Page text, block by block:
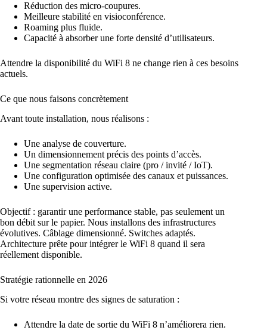
Réduction des micro-coupures.
Meilleure stabilité en visioconférence.
Roaming plus fluide.
Capacité à absorber une forte densité d’utilisateurs.
Attendre la disponibilité du WiFi 8 ne change rien à ces besoins
actuels.
Ce que nous faisons concrètement
Avant toute installation, nous réalisons :
Une analyse de couverture.
Un dimensionnement précis des points d’accès.
Une segmentation réseau claire (pro / invité / IoT).
Une configuration optimisée des canaux et puissances.
Une supervision active.
Objectif : garantir une performance stable, pas seulement un
bon débit sur le papier. Nous installons des infrastructures
évolutives. Câblage dimensionné. Switches adaptés.
Architecture prête pour intégrer le WiFi 8 quand il sera
réellement disponible.
Stratégie rationnelle en 2026
Si votre réseau montre des signes de saturation :
Attendre la date de sortie du WiFi 8 n’améliorera rien.